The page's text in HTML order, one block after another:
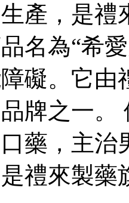
產，是禮
名為“希
礙。它
牌之一。
藥，主
禮來製藥